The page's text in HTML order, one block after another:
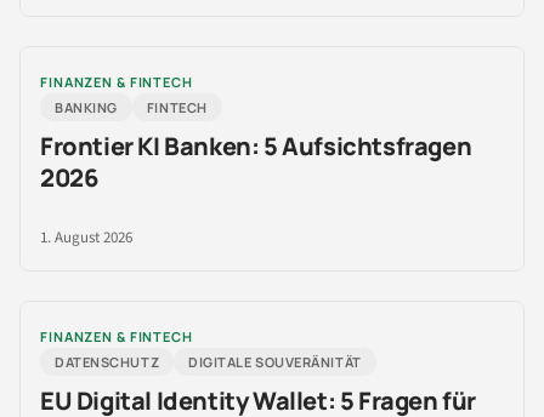
FINANZEN & FINTECH
BANKING
FINTECH
Frontier KI Banken: 5 Aufsichtsfragen
2026
1. August 2026
FINANZEN & FINTECH
DATENSCHUTZ
DIGITALE SOUVERÄNITÄT
EU Digital Identity Wallet: 5 Fragen für